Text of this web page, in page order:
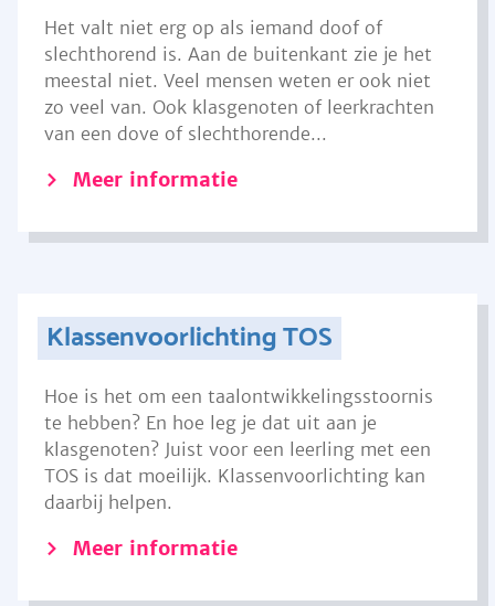
Het valt niet erg op als iemand doof of
slechthorend is. Aan de buitenkant zie je het
meestal niet. Veel mensen weten er ook niet
zo veel van. Ook klasgenoten of leerkrachten
van een dove of slechthorende...
Meer informatie
Klassenvoorlichting TOS
Hoe is het om een taalontwikkelingsstoornis
te hebben? En hoe leg je dat uit aan je
klasgenoten? Juist voor een leerling met een
TOS is dat moeilijk. Klassenvoorlichting kan
daarbij helpen.
Meer informatie